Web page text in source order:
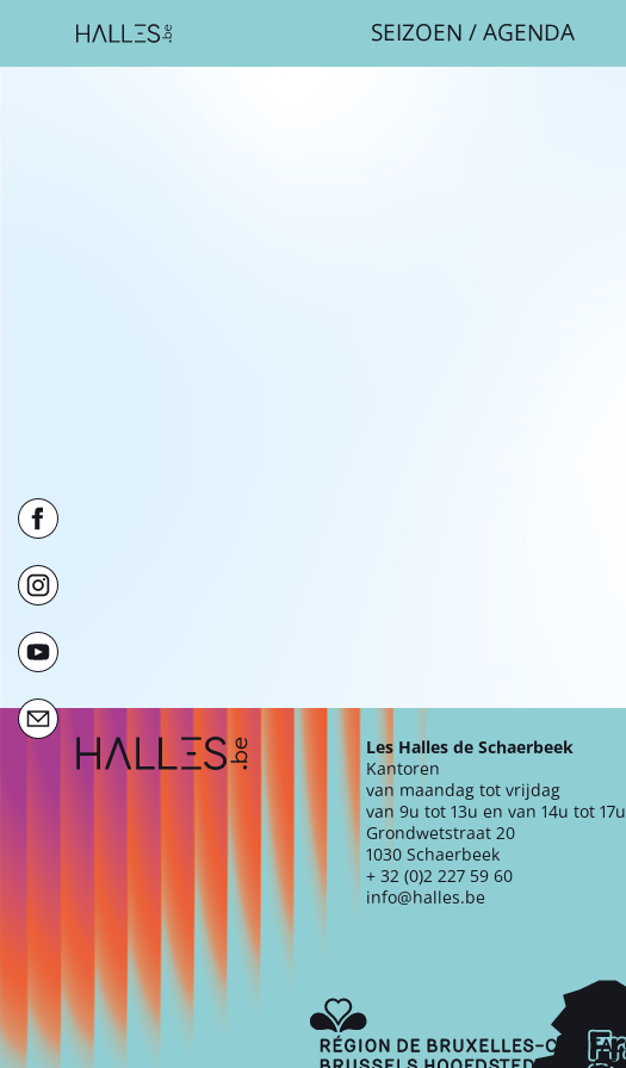
SEIZOEN /AGENDA
Extra navigation
Les Halles de Schaerbeek
Kantoren
van maandag tot vrijdag
van 9u tot 13u en van 14u tot 17u
Grondwetstraat 20
1030 Schaerbeek
+ 32 (0)2 227 59 60
info@halles.be